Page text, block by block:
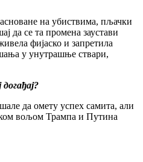
на убиствима, пљачки
да се та промена заустави
фијаско и запретила
у унутрашње ствари,
да омету успех самита, али
вољом Трампа и Путина